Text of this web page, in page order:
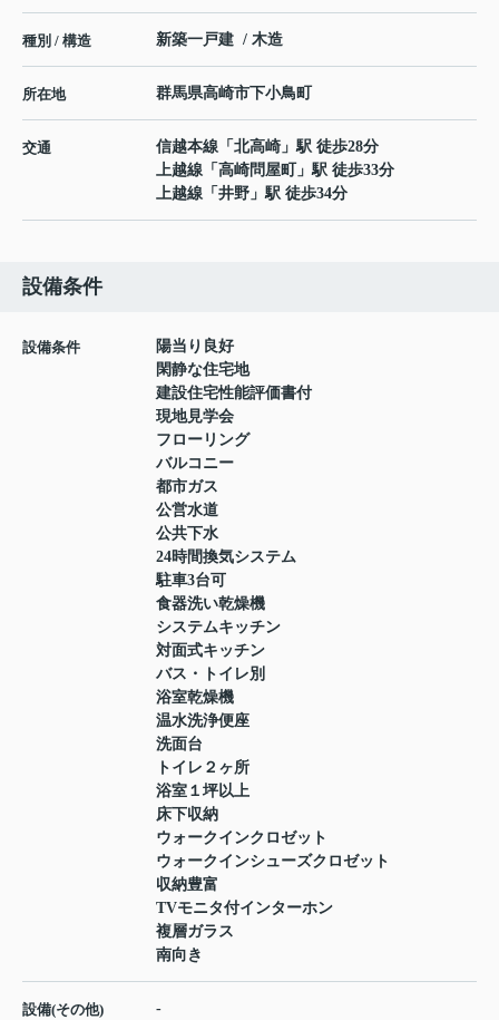
種別 / 構造 新築一戸建 / 木造
所在地 群馬県高崎市下小鳥町
交通 信越本線 「 北高崎 」駅 徒歩28分
上越線 「 高崎問屋町
」駅 徒歩33分
上越線 「 井野 」駅 徒歩34分
設備条件
設備条件
陽当り良好
閑静な住宅地
建設住宅性能評価書付
現地見学会
フローリング
バルコニー
都市ガス
公営水道
公共下水
24時間換気システム
駐車3台可
食器洗い乾燥機
システムキッチン
対面式キッチン
バス・トイレ別
浴室乾燥機
温水洗浄便座
洗面台
トイレ２ヶ所
浴室１坪以上
床下収納
ウォークインクロゼット
ウォークインシューズクロゼット
収納豊富
TVモニタ付インターホン
複層ガラス
南向き
設備(その他) -